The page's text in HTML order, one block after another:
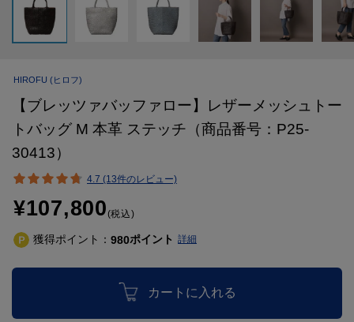
HIROFU (ヒロフ)
【ブレッツァバッファロー】レザーメッシュトー
トバッグ M 本革 ステッチ（商品番号：P25-
30413）
4.7 (13件のレビュー)
¥107,800(税込)
獲得ポイント： 980ポイント 詳細
カートに入れる